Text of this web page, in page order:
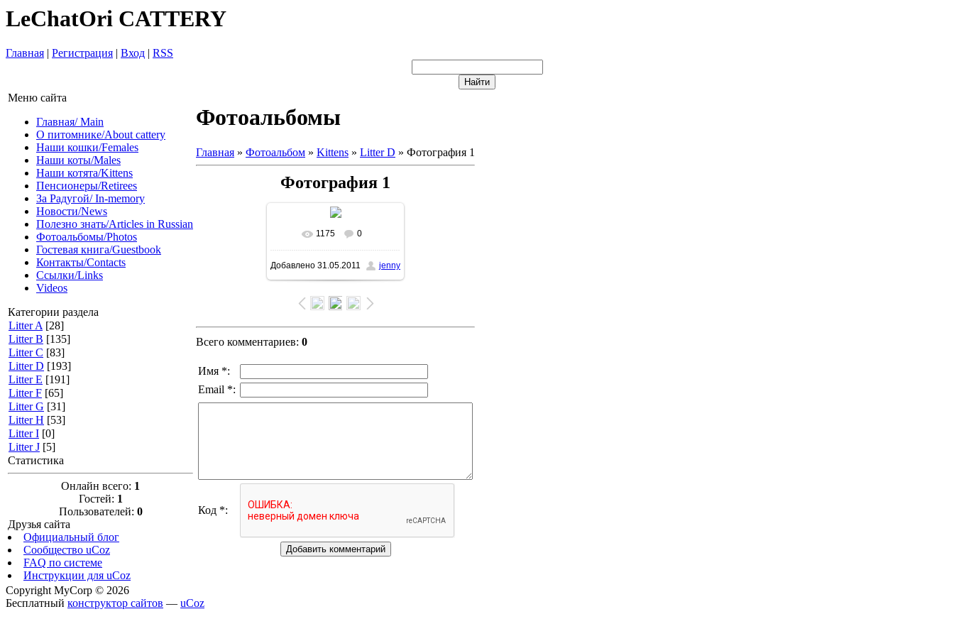
LeChatOri CATTERY
Главная | Регистрация | Вход | RSS
Меню сайта
Главная/ Main
О питомнике/About cattery
Наши кошки/Females
Наши коты/Males
Наши котята/Kittens
Пенсионеры/Retirees
За Радугой/ In-memory
Новости/News
Полезно знать/Articles in Russian
Фотоальбомы/Photos
Гостевая книга/Guestbook
Контакты/Contacts
Ссылки/Links
Videos
Категории раздела
Litter A [28]
Litter B [135]
Litter C [83]
Litter D [193]
Litter E [191]
Litter F [65]
Litter G [31]
Litter H [53]
Litter I [0]
Litter J [5]
Статистика
Онлайн всего: 1
Гостей: 1
Пользователей: 0
Друзья сайта
Официальный блог
Сообщество uCoz
FAQ по системе
Инструкции для uCoz
Фотоальбомы
Главная » Фотоальбом » Kittens » Litter D » Фотография 1
Фотография 1
1175 0
Добавлено 31.05.2011 jenny
Всего комментариев: 0
Имя *:
Email *:
Код *:
Copyright MyCorp © 2026
Бесплатный конструктор сайтов — uCoz